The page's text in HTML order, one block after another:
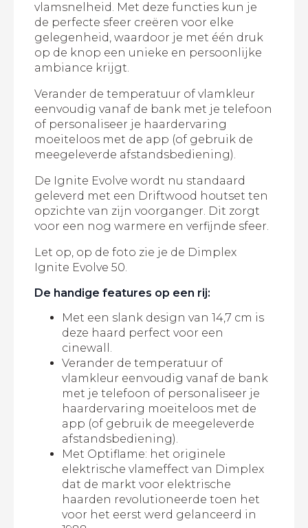
vlamsnelheid. Met deze functies kun je
de perfecte sfeer creëren voor elke
gelegenheid, waardoor je met één druk
op de knop een unieke en persoonlijke
ambiance krijgt.
Verander de temperatuur of vlamkleur
eenvoudig vanaf de bank met je telefoon
of personaliseer je haardervaring
moeiteloos met de app (of gebruik de
meegeleverde afstandsbediening).
De Ignite Evolve wordt nu standaard
geleverd met een Driftwood houtset ten
opzichte van zijn voorganger. Dit zorgt
voor een nog warmere en verfijnde sfeer.
Let op, op de foto zie je de Dimplex
Ignite Evolve 50.
De handige features op een rij:
Met een slank design van 14,7 cm is
deze haard perfect voor een
cinewall.
Verander de temperatuur of
vlamkleur eenvoudig vanaf de bank
met je telefoon of personaliseer je
haardervaring moeiteloos met de
app (of gebruik de meegeleverde
afstandsbediening).
Met Optiflame: het originele
elektrische vlameffect van Dimplex
dat de markt voor elektrische
haarden revolutioneerde toen het
voor het eerst werd gelanceerd in